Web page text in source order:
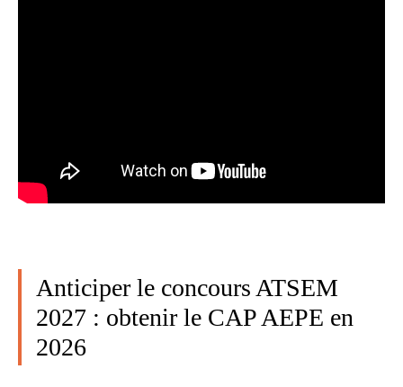
Anticiper le concours ATSEM
2027 : obtenir le CAP AEPE en
2026